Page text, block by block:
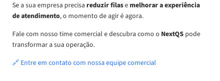
Se a sua empresa precisa reduzir filasemelhorar a experiência
de atendimento, o momento de agir é agora.
Fale com nosso time comercial e descubra como o NextQS pode
transformar a sua operação.
🔗 Entre em contato com nossa equipe comercial